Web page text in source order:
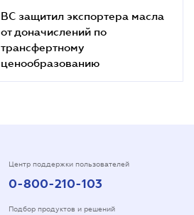
ВС защитил экспортера масла
от доначислений по
трансфертному
ценообразованию
Центр поддержки пользователей
0-800-210-103
Подбор продуктов и решений